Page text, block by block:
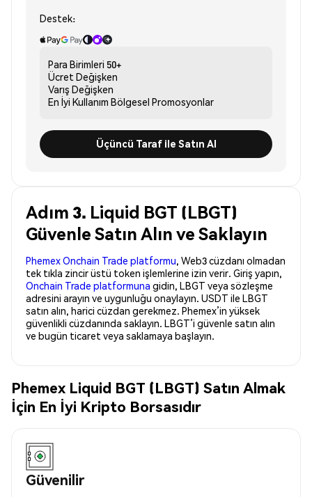
Destek:
Para Birimleri 50+
Ücret Değişken
Varış Değişken
En İyi Kullanım Bölgesel Promosyonlar
Üçüncü Taraf ile Satın Al
Adım 3. Liquid BGT (LBGT)
Güvenle Satın Alın ve Saklayın
Phemex Onchain Trade platformu, Web3 cüzdanı olmadan
tek tıkla zincir üstü token işlemlerine izin verir. Giriş yapın,
Onchain Trade platformuna gidin, LBGT veya sözleşme
adresini arayın ve uygunluğu onaylayın. USDT ile LBGT
satın alın, harici cüzdan gerekmez. Phemex’in yüksek
güvenlikli cüzdanında saklayın. LBGT’i güvenle satın alın
ve bugün ticaret veya saklamaya başlayın.
Phemex Liquid BGT (LBGT) Satın Almak
İçin En İyi Kripto Borsasıdır
Güvenilir